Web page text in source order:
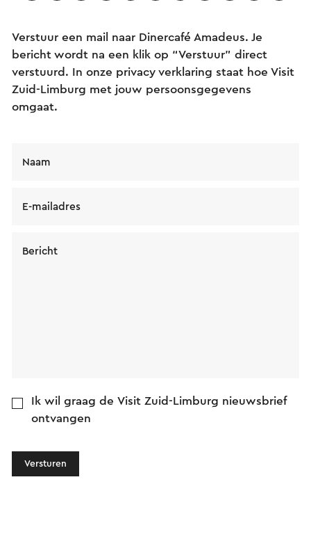
Verstuur een mail naar Dinercafé Amadeus. Je
bericht wordt na een klik op “Verstuur” direct
verstuurd. In onze privacy verklaring staat hoe Visit
Zuid-Limburg met jouw persoonsgegevens
omgaat.
Naam
E-mailadres
Bericht
Ik wil graag de Visit Zuid-Limburg nieuwsbrief
ontvangen
Versturen